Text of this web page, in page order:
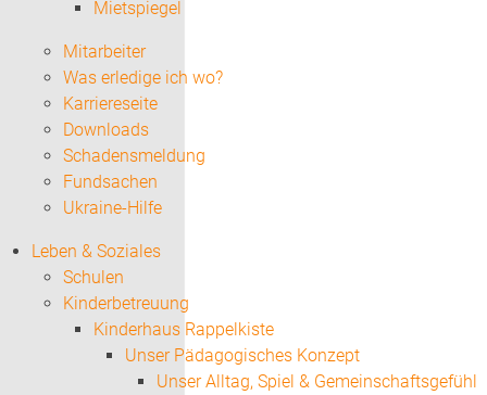
Mietspiegel
Mitarbeiter
Was erledige ich wo?
Karriereseite
Downloads
Schadensmeldung
Fundsachen
Ukraine-Hilfe
Leben & Soziales
Schulen
Kinderbetreuung
Kinderhaus Rappelkiste
Unser Pädagogisches Konzept
Unser Alltag, Spiel & Gemeinschaftsgefühl